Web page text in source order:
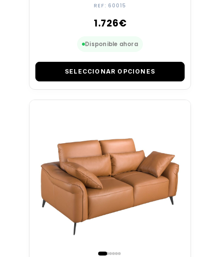
REF: 60015
1.726€
Disponible ahora
SELECCIONAR OPCIONES